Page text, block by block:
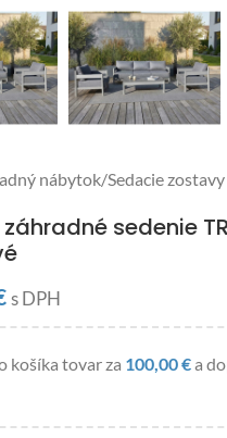
nábytok/Sedacie zostavy
sedenie
s DPH
košíka tovar za 100,00€a